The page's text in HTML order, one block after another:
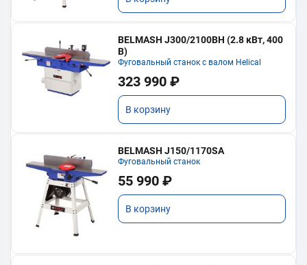
BELMASH J300/2100ВH (2.8 кВт, 400
В)
Фуговальный станок с валом Helical
323 990 ₽
В корзину
BELMASH J150/1170SA
Фуговальный станок
55 990 ₽
В корзину